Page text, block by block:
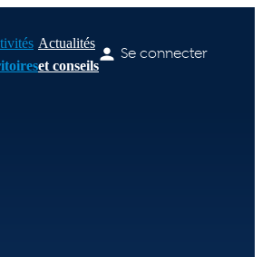
Actualités
et conseils
Se connecter